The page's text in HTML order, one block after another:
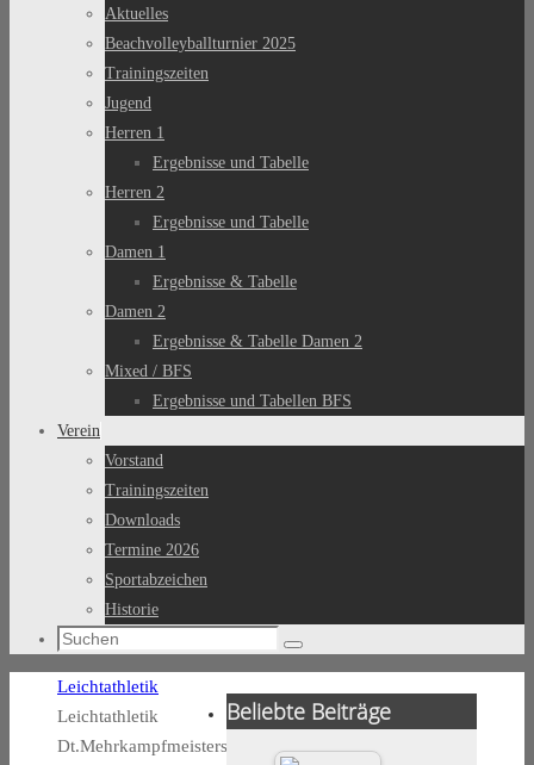
Aktuelles
Beachvolleyballturnier 2025
Trainingszeiten
Jugend
Herren 1
Ergebnisse und Tabelle
Herren 2
Ergebnisse und Tabelle
Damen 1
Ergebnisse & Tabelle
Damen 2
Ergebnisse & Tabelle Damen 2
Mixed / BFS
Ergebnisse und Tabellen BFS
Verein
Vorstand
Trainingszeiten
Downloads
Termine 2026
Sportabzeichen
Historie
Suchen
Suchen
Start
Leichtathletik
Leichtathletik
Dt.Mehrkampfmeisterschaften
Beliebte Beiträge